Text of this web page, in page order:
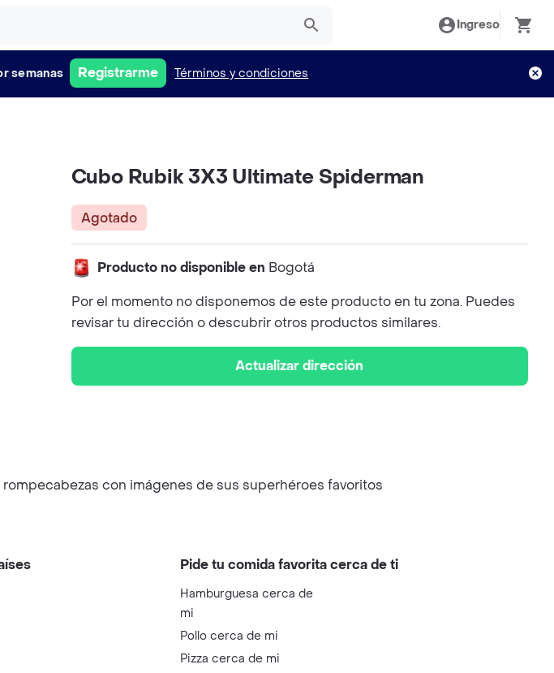
Ingreso
semanas Registrarme Términos y condiciones
Cubo Rubik 3X3 Ultimate Spiderman
Agotado
Producto no disponible en Bogotá
Por el momento no disponemos de este producto en tu zona. Puedes
revisar tu dirección o descubrir otros productos similares.
Actualizar dirección
con imágenes de sus superhéroes favoritos
Pide tu comida favorita cerca de ti
Hamburguesa cerca de
mi
Pollo cerca de mi
Pizza cerca de mi